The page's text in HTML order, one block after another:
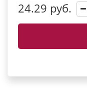
24.29 руб.